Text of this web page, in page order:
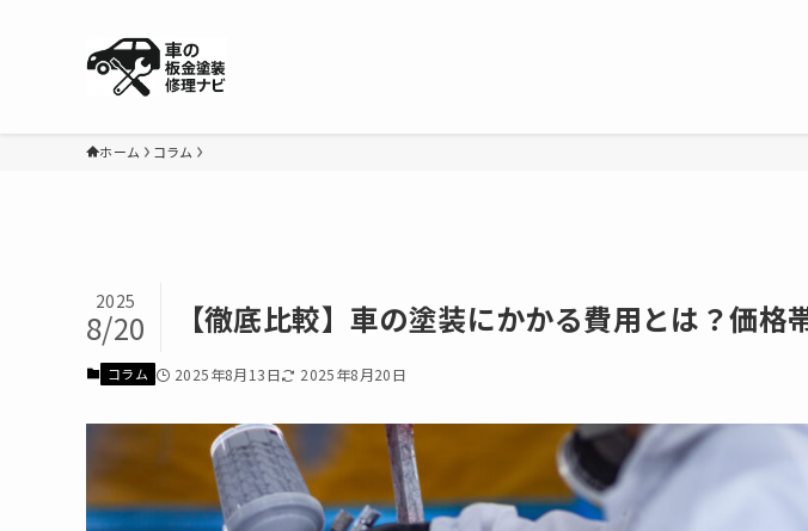
ホーム コラム
【徹底比較】車の塗装にかかる費用とは？価格
2025
8/20
コラム 2025年8月13日 2025年8月20日